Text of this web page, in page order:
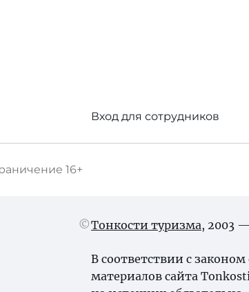
Вход для сотрудников
16+
Тонкости туризма, 2003
В соответствии с законом
материалов сайта